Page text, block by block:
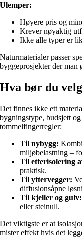
Ulemper:
Høyere pris og
Krever nøyaktig
Ikke alle typer er
Naturmaterialer passer
byggeprosjekter der man
Hva bør du
Det finnes ikke ett
bygningstype, budsjett
tommelfingerregler:
Til nybygg:
miljøbelastning –
Til etterisolering
praktisk.
Til yttervegger:
diffusionsåpne
Til kjeller og gulv:
eller steinull.
Det viktigste er at
mister effekt hvis det